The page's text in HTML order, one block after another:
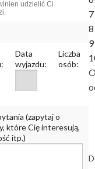
7
8
9
udzielić Ci
Data
wyjazdu:
Liczba
osób:
(zapytaj o
które Cię interesują,
itp.)